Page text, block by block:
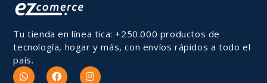
Tu tienda en línea tica: +250.000 productos de
tecnología, hogar y más, con envíos rápidos a todo el
país.